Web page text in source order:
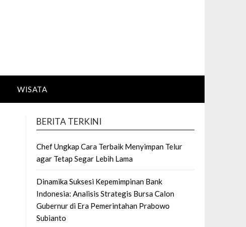
WISATA
BERITA TERKINI
Chef Ungkap Cara Terbaik Menyimpan Telur
agar Tetap Segar Lebih Lama
Dinamika Suksesi Kepemimpinan Bank
Indonesia: Analisis Strategis Bursa Calon
Gubernur di Era Pemerintahan Prabowo
Subianto